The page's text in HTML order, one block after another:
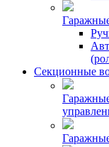
Секционные